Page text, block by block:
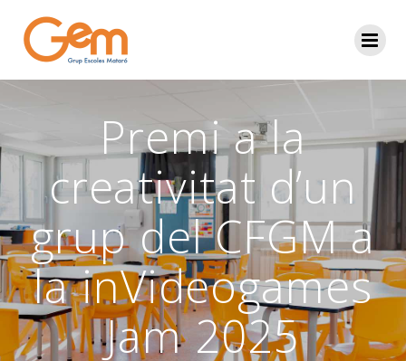
Premi a la
creativitat d’un
grup del CFGM a
la inVideogames
Jam 2025